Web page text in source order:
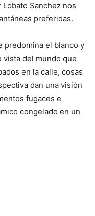
Sanchez nos
preferidas.
predomina el blanco y
vista del mundo que
en la calle, cosas
dan una visión
fugaces e
congelado en un